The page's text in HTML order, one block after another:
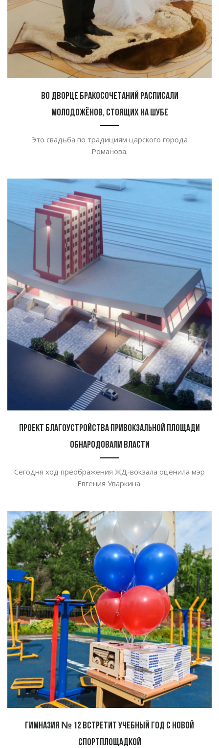
Во Дворце бракосочетаний расписали
молодожёнов, стоящих на шубе
Это свадьба по традициям царского города
Романова.
Проект благоустройства привокзальной площади
обнародовали власти
Сегодня ход преображения ЖД-вокзала оценила мэр
Евгения Уваркина.
Гимназия № 12 встретит учебный год с новой
спортплощадкой